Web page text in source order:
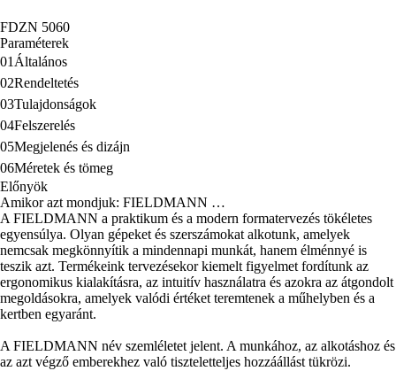
FDZN 5060
Paraméterek
01 Általános
02Rendeltetés
03Tulajdonságok
04Felszerelés
05Megjelenés és dizájn
06Méretek és tömeg
Előnyök
Amikor azt mondjuk: FIELDMANN …
A FIELDMANN a praktikum és a modern formatervezés tökéletes
egyensúlya. Olyan gépeket és szerszámokat alkotunk, amelyek
nemcsak megkönnyítik a mindennapi munkát, hanem élménnyé is
teszik azt. Termékeink tervezésekor kiemelt figyelmet fordítunk az
ergonomikus kialakításra, az intuitív használatra és azokra az átgondolt
megoldásokra, amelyek valódi értéket teremtenek a műhelyben és a
kertben egyaránt.
A FIELDMANN név szemléletet jelent. A munkához, az alkotáshoz és
az azt végző emberekhez való tiszteletteljes hozzáállást tükrözi.